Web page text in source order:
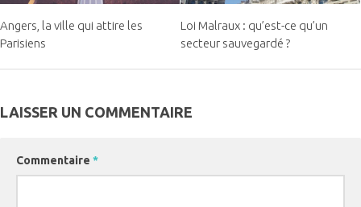
Angers, la ville qui attire les
Parisiens
Loi Malraux : qu’est-ce qu’un
secteur sauvegardé ?
LAISSER UN COMMENTAIRE
Commentaire *